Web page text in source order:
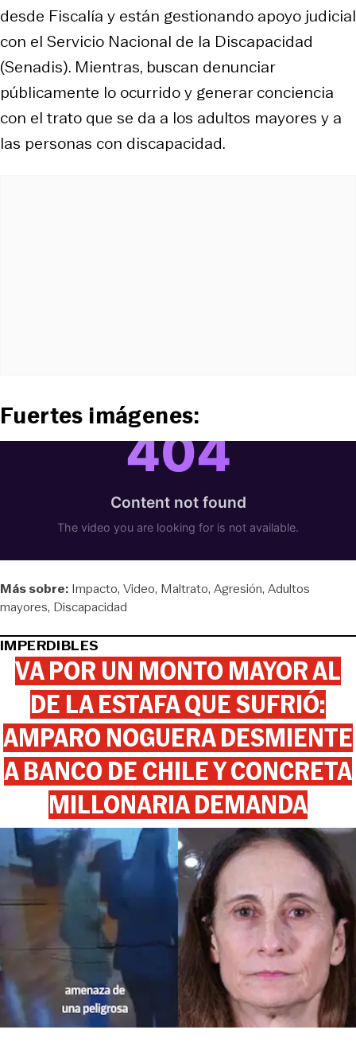
desde Fiscalía y están gestionando apoyo judicial
con el Servicio Nacional de la Discapacidad
(Senadis). Mientras, buscan denunciar
públicamente lo ocurrido y generar conciencia
con el trato que se da a los adultos mayores y a
las personas con discapacidad.
Fuertes imágenes:
Más sobre: Impacto Video Maltrato Agresión Adultos
mayores Discapacidad
IMPERDIBLES
VA POR UN MONTO MAYOR AL
DE LA ESTAFA QUE SUFRIÓ:
AMPARO NOGUERA DESMIENTE
A BANCO DE CHILE Y CONCRETA
MILLONARIA DEMANDA